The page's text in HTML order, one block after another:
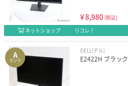
¥8,980 (税込)
ネットショップ
リコレ！
A
ランク
DELL(デル)
E2422H ブラック